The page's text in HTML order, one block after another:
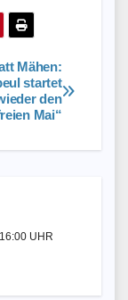
Mähen:
startet
den
Mai“
16:00 UHR